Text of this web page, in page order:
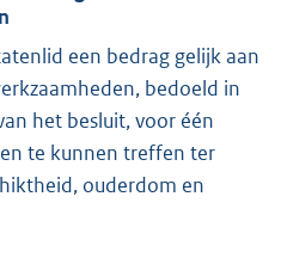
een bedrag gelijk aan
bedoeld in
het besluit, voor één
te kunnen treffen ter
ouderdom en